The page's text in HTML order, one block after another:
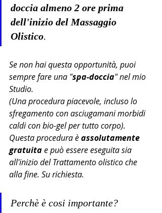
doccia almeno 2 orе prima
dell'inizio del Massaggio
Olistico.
Se non hai questa opportunità, puoi
sempre fare una "spa-doccia" nel mio
Studio.
(Una procedura piacevole, incluso lo
sfregamento con asciugamani morbidi
caldi con bio-gel per tutto corpo).
Questa procedura è assolutamente
gratuita e può essere eseguita sia
all'inizio del Trattamento olistico che
alla fine. Su richiesta.
Perchè è cosi importante?